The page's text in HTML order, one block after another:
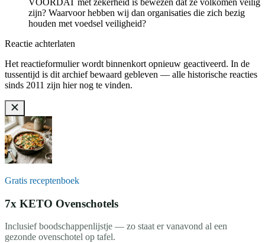
zijn? Waarvoor hebben wij dan organisaties die zich bezig
houden met voedsel veiligheid?
Reactie achterlaten
Het reactieformulier wordt binnenkort opnieuw geactiveerd. In de
tussentijd is dit archief bewaard gebleven — alle historische reacties
sinds 2011 zijn hier nog te vinden.
Gratis receptenboek
7x KETO Ovenschotels
Inclusief boodschappenlijstje — zo staat er vanavond al een
gezonde ovenschotel op tafel.